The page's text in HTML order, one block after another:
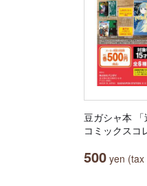
豆ガシャ本
コミックスコ
500 yen (tax